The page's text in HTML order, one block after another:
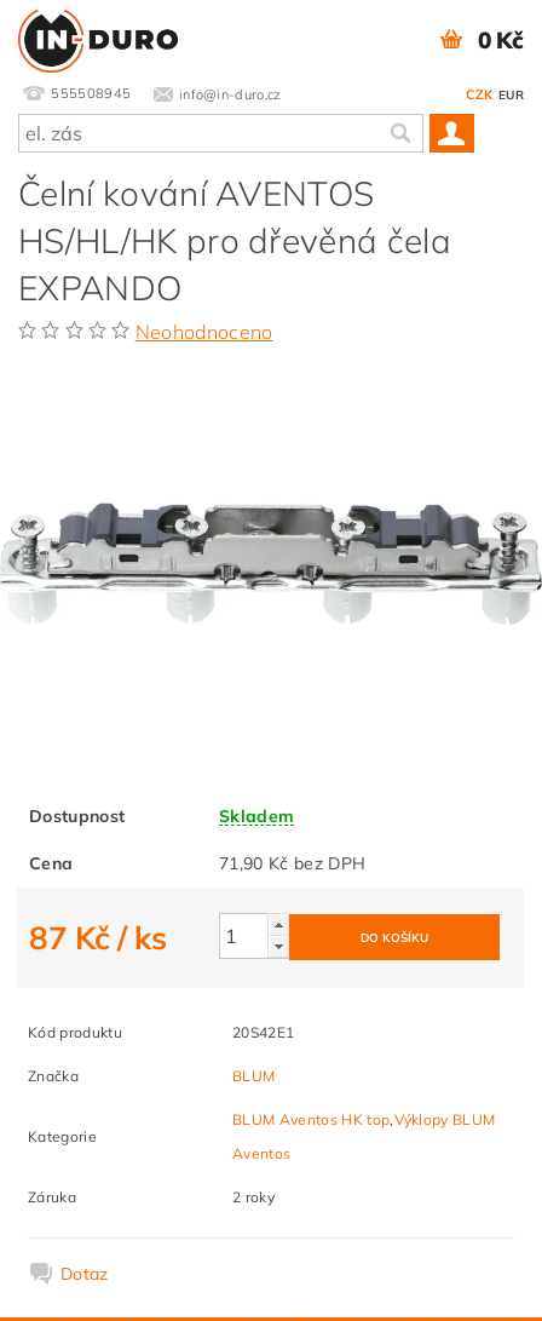
555508945 info@in-duro.cz CZK EUR
0 Kč
Čelní kování AVENTOS
HS/HL/HK pro dřevěná čela
EXPANDO
Neohodnoceno
Dostupnost Skladem
Cena 71,90 Kč bez DPH
87 Kč/ ks
Kód produktu 20S42E1
Značka BLUM
Kategorie
BLUM Aventos HK top,Výklopy BLUM
Aventos
Záruka 2 roky
Dotaz